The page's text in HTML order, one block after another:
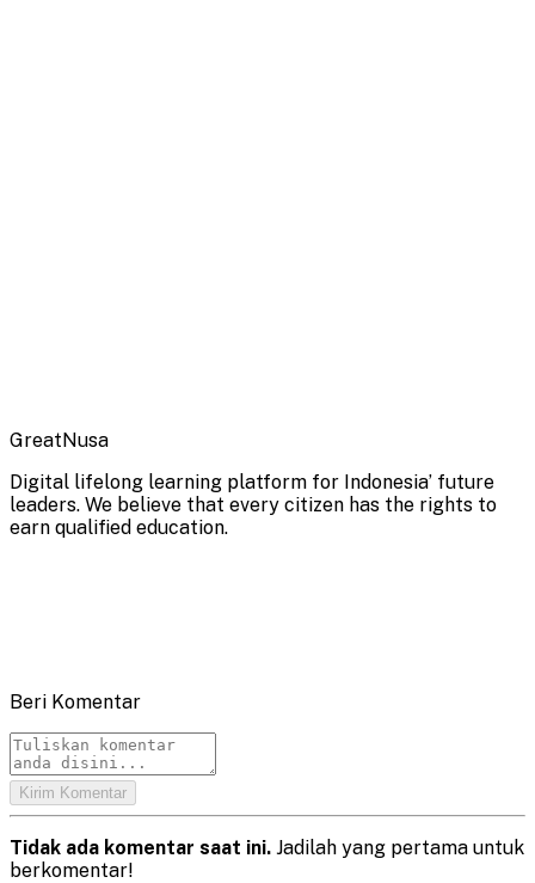
GreatNusa
Digital lifelong learning platform for Indonesia’ future
leaders. We believe that every citizen has the rights to
earn qualified education.
Beri Komentar
Kirim Komentar
Tidak ada komentar saat ini. Jadilah yang pertama untuk
berkomentar!